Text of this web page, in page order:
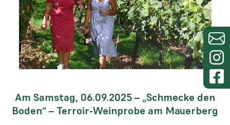
Am Samstag, 06.09.2025 – „Schmecke den
Boden“ – Terroir-Weinprobe am Mauerberg